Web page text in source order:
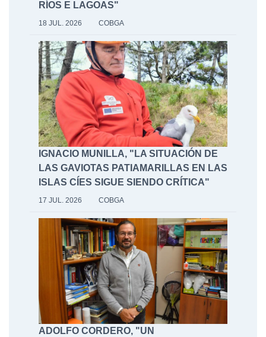
RÍOS E LAGOAS"
18 JUL. 2026 COBGA
IGNACIO MUNILLA, "LA SITUACIÓN DE
LAS GAVIOTAS PATIAMARILLAS EN LAS
ISLAS CÍES SIGUE SIENDO CRÍTICA"
17 JUL. 2026 COBGA
ADOLFO CORDERO, "UN